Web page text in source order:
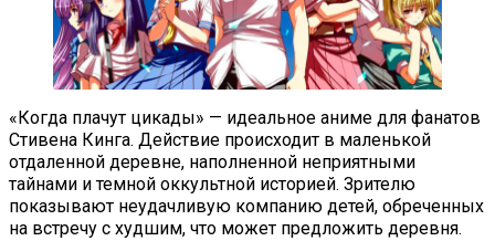
«Когда плачут цикады» — идеальное аниме для фанатов
Стивена Кинга. Действие происходит в маленькой
отдаленной деревне, наполненной неприятными
тайнами и темной оккультной историей. Зрителю
показывают неудачливую компанию детей, обреченных
на встречу с худшим, что может предложить деревня.